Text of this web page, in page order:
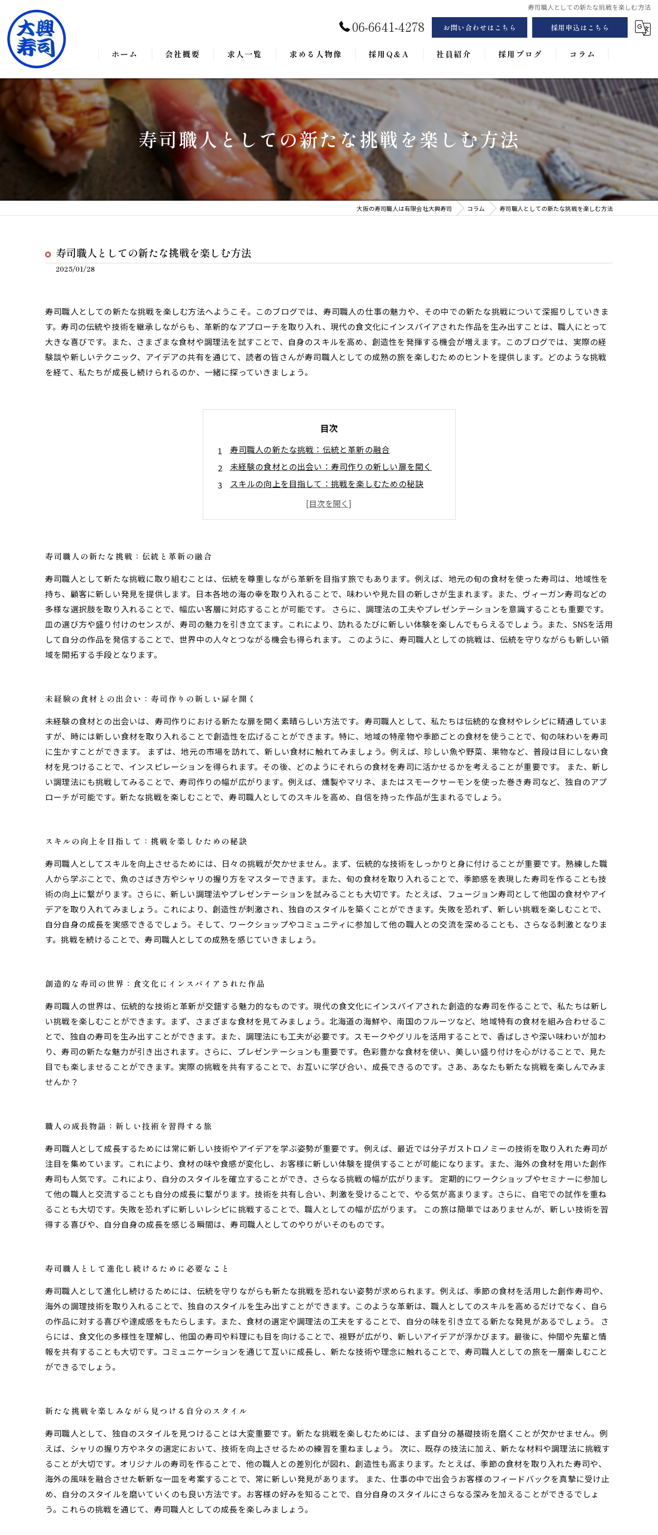
寿司職人としての新たな挑戦を楽しむ方法
06-6641-4278 お問い合わせはこちら 採用申込はこちら
ホーム 会社概要
事業案内
求人一覧 求める人物像 採用Q&A 社員紹介
フォトギャラリー
採用ブログ コラム
寿司職人としての新たな挑戦を楽しむ方法
大阪の寿司職人は有限会社大興寿司 コラム 寿司職人としての新たな挑戦を楽しむ方法
寿司職人としての新たな挑戦を楽しむ方法
2025/01/28
寿司職人としての新たな挑戦を楽しむ方法へようこそ。このブログでは、寿司職人の仕事の魅力や、その中での新たな挑戦について深掘りしていきま
す。寿司の伝統や技術を継承しながらも、革新的なアプローチを取り入れ、現代の食文化にインスパイアされた作品を生み出すことは、職人にとって
大きな喜びです。また、さまざまな食材や調理法を試すことで、自身のスキルを高め、創造性を発揮する機会が増えます。このブログでは、実際の経
験談や新しいテクニック、アイデアの共有を通じて、読者の皆さんが寿司職人としての成熟の旅を楽しむためのヒントを提供します。どのような挑戦
を経て、私たちが成長し続けられるのか、一緒に探っていきましょう。
目次
寿司職人の新たな挑戦：伝統と革新の融合
未経験の食材との出会い：寿司作りの新しい扉を開く
スキルの向上を目指して：挑戦を楽しむための秘訣
創造的な寿司の世界：食文化にインスパイアされた作品
職人の成長物語：新しい技術を習得する旅
寿司職人の新たな挑戦：伝統と革新の融合
寿司職人として新たな挑戦に取り組むことは、伝統を尊重しながら革新を目指す旅でもあります。例えば、地元の旬の食材を使った寿司は、地域性を
持ち、顧客に新しい発見を提供します。日本各地の海の幸を取り入れることで、味わいや見た目の新しさが生まれます。また、ヴィーガン寿司などの
多様な選択肢を取り入れることで、幅広い客層に対応することが可能です。 さらに、調理法の工夫やプレゼンテーションを意識することも重要です。
皿の選び方や盛り付けのセンスが、寿司の魅力を引き立てます。これにより、訪れるたびに新しい体験を楽しんでもらえるでしょう。また、SNSを活用
して自分の作品を発信することで、世界中の人々とつながる機会も得られます。 このように、寿司職人としての挑戦は、伝統を守りながらも新しい領
域を開拓する手段となります。
未経験の食材との出会い：寿司作りの新しい扉を開く
未経験の食材との出会いは、寿司作りにおける新たな扉を開く素晴らしい方法です。寿司職人として、私たちは伝統的な食材やレシピに精通していま
すが、時には新しい食材を取り入れることで創造性を広げることができます。特に、地域の特産物や季節ごとの食材を使うことで、旬の味わいを寿司
に生かすことができます。 まずは、地元の市場を訪れて、新しい食材に触れてみましょう。例えば、珍しい魚や野菜、果物など、普段は目にしない食
材を見つけることで、インスピレーションを得られます。その後、どのようにそれらの食材を寿司に活かせるかを考えることが重要です。 また、新し
い調理法にも挑戦してみることで、寿司作りの幅が広がります。例えば、燻製やマリネ、またはスモークサーモンを使った巻き寿司など、独自のアプ
ローチが可能です。新たな挑戦を楽しむことで、寿司職人としてのスキルを高め、自信を持った作品が生まれるでしょう。
スキルの向上を目指して：挑戦を楽しむための秘訣
寿司職人としてスキルを向上させるためには、日々の挑戦が欠かせません。まず、伝統的な技術をしっかりと身に付けることが重要です。熟練した職
人から学ぶことで、魚のさばき方やシャリの握り方をマスターできます。また、旬の食材を取り入れることで、季節感を表現した寿司を作ることも技
術の向上に繋がります。さらに、新しい調理法やプレゼンテーションを試みることも大切です。たとえば、フュージョン寿司として他国の食材やアイ
デアを取り入れてみましょう。これにより、創造性が刺激され、独自のスタイルを築くことができます。失敗を恐れず、新しい挑戦を楽しむことで、
自分自身の成長を実感できるでしょう。そして、ワークショップやコミュニティに参加して他の職人との交流を深めることも、さらなる刺激となりま
す。挑戦を続けることで、寿司職人としての成熟を感じていきましょう。
創造的な寿司の世界：食文化にインスパイアされた作品
寿司職人の世界は、伝統的な技術と革新が交錯する魅力的なものです。現代の食文化にインスパイアされた創造的な寿司を作ることで、私たちは新し
い挑戦を楽しむことができます。まず、さまざまな食材を見てみましょう。北海道の海鮮や、南国のフルーツなど、地域特有の食材を組み合わせるこ
とで、独自の寿司を生み出すことができます。また、調理法にも工夫が必要です。スモークやグリルを活用することで、香ばしさや深い味わいが加わ
り、寿司の新たな魅力が引き出されます。さらに、プレゼンテーションも重要です。色彩豊かな食材を使い、美しい盛り付けを心がけることで、見た
目でも楽しませることができます。実際の挑戦を共有することで、お互いに学び合い、成長できるのです。さあ、あなたも新たな挑戦を楽しんでみま
せんか？
職人の成長物語：新しい技術を習得する旅
寿司職人として成長するためには常に新しい技術やアイデアを学ぶ姿勢が重要です。例えば、最近では分子ガストロノミーの技術を取り入れた寿司が
注目を集めています。これにより、食材の味や食感が変化し、お客様に新しい体験を提供することが可能になります。また、海外の食材を用いた創作
寿司も人気です。これにより、自分のスタイルを確立することができ、さらなる挑戦の幅が広がります。 定期的にワークショップやセミナーに参加し
て他の職人と交流することも自分の成長に繋がります。技術を共有し合い、刺激を受けることで、やる気が高まります。さらに、自宅での試作を重ね
ることも大切です。失敗を恐れずに新しいレシピに挑戦することで、職人としての幅が広がります。 この旅は簡単ではありませんが、新しい技術を習
得する喜びや、自分自身の成長を感じる瞬間は、寿司職人としてのやりがいそのものです。
寿司職人として進化し続けるために必要なこと
寿司職人として進化し続けるためには、伝統を守りながらも新たな挑戦を恐れない姿勢が求められます。例えば、季節の食材を活用した創作寿司や、
海外の調理技術を取り入れることで、独自のスタイルを生み出すことができます。このような革新は、職人としてのスキルを高めるだけでなく、自ら
の作品に対する喜びや達成感をもたらします。また、食材の選定や調理法の工夫をすることで、自分の味を引き立てる新たな発見があるでしょう。 さ
らには、食文化の多様性を理解し、他国の寿司や料理にも目を向けることで、視野が広がり、新しいアイデアが浮かびます。最後に、仲間や先輩と情
報を共有することも大切です。コミュニケーションを通じて互いに成長し、新たな技術や理念に触れることで、寿司職人としての旅を一層楽しむこと
ができるでしょう。
新たな挑戦を楽しみながら見つける自分のスタイル
寿司職人として、独自のスタイルを見つけることは大変重要です。新たな挑戦を楽しむためには、まず自分の基礎技術を磨くことが欠かせません。例
えば、シャリの握り方やネタの選定において、技術を向上させるための練習を重ねましょう。 次に、既存の技法に加え、新たな材料や調理法に挑戦す
ることが大切です。オリジナルの寿司を作ることで、他の職人との差別化が図れ、創造性も高まります。たとえば、季節の食材を取り入れた寿司や、
海外の風味を融合させた斬新な一皿を考案することで、常に新しい発見があります。 また、仕事の中で出会うお客様のフィードバックを真摯に受け止
め、自分のスタイルを磨いていくのも良い方法です。お客様の好みを知ることで、自分自身のスタイルにさらなる深みを加えることができるでしょ
う。これらの挑戦を通じて、寿司職人としての成長を楽しみましょう。